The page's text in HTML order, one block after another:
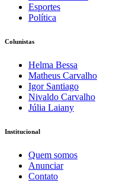
Esportes
Política
Colunistas
Helma Bessa
Matheus Carvalho
Igor Santiago
Nivaldo Carvalho
Júlia Laiany
Institucional
Quem somos
Anunciar
Contato